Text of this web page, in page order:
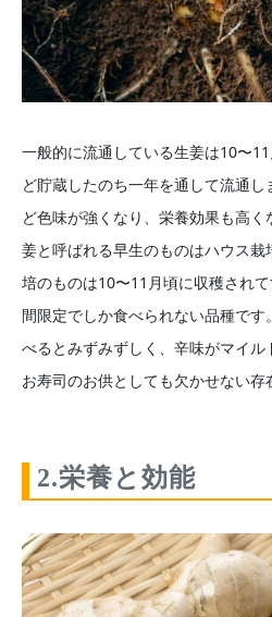
一般的に流通している生姜は10〜
ど貯蔵したのち一年を通して流通
ど色味が強くなり、栄養効果も高
姜と呼ばれる早生のものはハウス
培のものは10〜11月頃に収穫され
間限定でしか食べられない品種で
べるとみずみずしく、辛味がマイ
お寿司のお供としても欠かせない存
2.栄養と効能